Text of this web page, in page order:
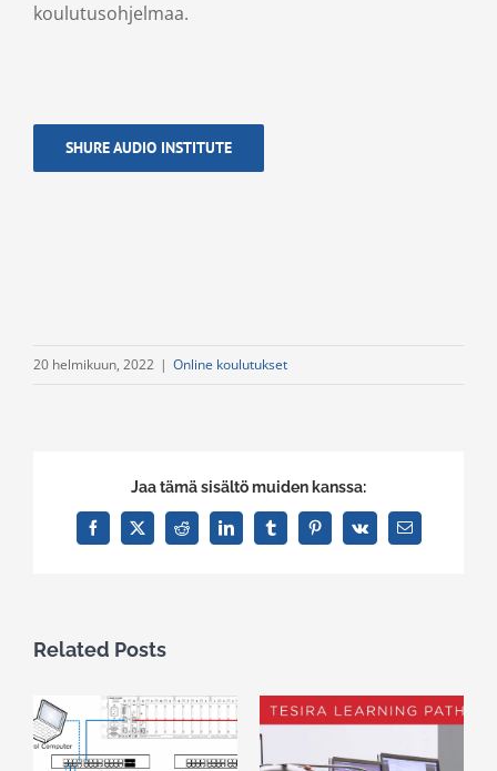
koulutusohjelmaa.
SHURE AUDIO INSTITUTE
20 helmikuun, 2022 | Online koulutukset
Jaa tämä sisältö muiden kanssa:
Facebook
X Reddit LinkedInTumblrPinterest
Vk Email
Related Posts